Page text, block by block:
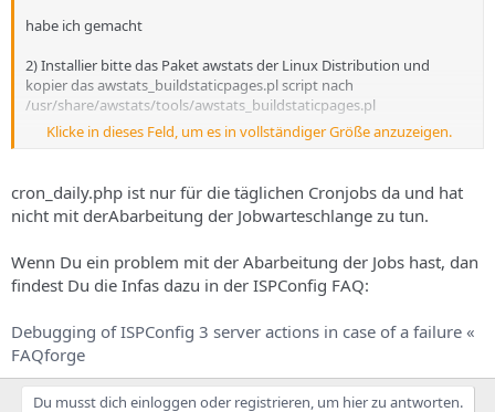
habe ich gemacht
2) Installier bitte das Paket awstats der Linux Distribution und
kopier das awstats_buildstaticpages.pl script nach
/usr/share/awstats/tools/awstats_buildstaticpages.pl
3) Schau im ispconfig monitor in das system log und sieh nach, ob
dort eine Meldung mit Status error steht.
eine Warnung aus dem Jahr 2010.
Wenn ich /usr/local/ispconfig/server/cron_daily.sh aufrufe,
bekomme ich die Meldung Warnung: Überlanges Verweisfeld
abgeschnitten.
Klicke in dieses Feld, um es in vollständiger Größe anzuzeigen.
cron_daily.php ist nur für die täglichen Cronjobs da und hat
nicht mit derAbarbeitung der Jobwarteschlange zu tun.
Wenn Du ein problem mit der Abarbeitung der Jobs hast, dan
findest Du die Infas dazu in der ISPConfig FAQ:
Debugging of ISPConfig 3 server actions in case of a failure «
FAQforge
Du musst dich einloggen oder registrieren, um hier zu antworten.